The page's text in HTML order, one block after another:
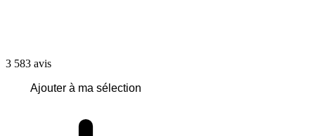
3 583 avis
Ajouter à ma sélection